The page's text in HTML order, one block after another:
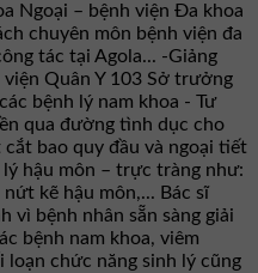
Ngoại – bệnh viện Đa khoa
chuyên môn bệnh viện đa
tác tại Agola... -Giảng
Quân Y 103 Sở trưởng
bệnh lý nam khoa - Tư
qua đường tình dục cho
bao quy đầu và ngoại tiết
hậu môn – trực tràng như:
kẽ hậu môn,... Bác sĩ
vì bệnh nhân sẵn sàng giải
bệnh nam khoa, viêm
loạn chức năng sinh lý cũng